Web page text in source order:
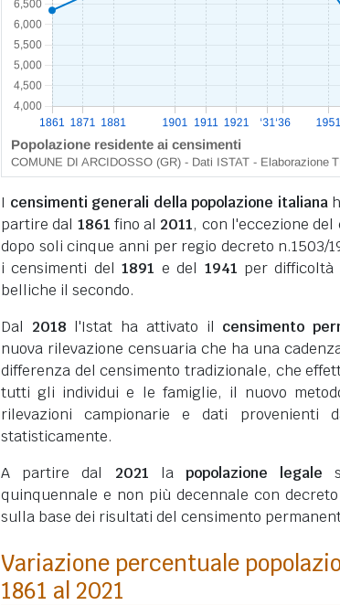
I censimenti generali della popolazione italiana
partire dal 1861 fino al 2011, con l'eccezione
dopo soli cinque anni per regio decreto n.1503/
i censimenti del1891 e del 1941 per
belliche il secondo.
Dal 2018 l'Istat ha attivato il censimento
nuova rilevazione censuaria che ha una
differenza del censimento tradizionale, che
tutti gli individui e le famiglie, il nuovo
rilevazioni campionarie e dati provenienti
statisticamente.
A partire dal 2021 lapopolazione legale
quinquennale e non più decennale con
sulla base dei risultati del censimento
Variazione percentuale
1861 al 2021